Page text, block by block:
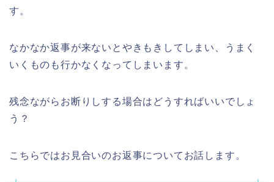
す。
なかなか返事が来ないとやきもきしてしまい、うまく
いくものも行かなくなってしまいます。
残念ながらお断りしする場合はどうすればいいでしょ
う？
こちらではお見合いのお返事についてお話します。